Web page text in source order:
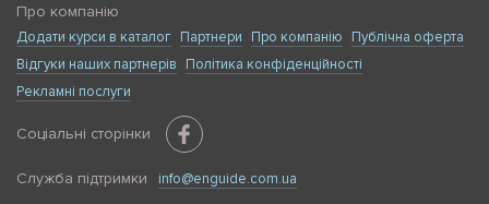
Про компанію
Додати курси в каталог Партнери Про компанію
Публічна оферта
Відгуки наших партнерів
Політика конфіденційності
Рекламні послуги
Соціальні сторінки
Служба підтримки info@enguide.com.ua